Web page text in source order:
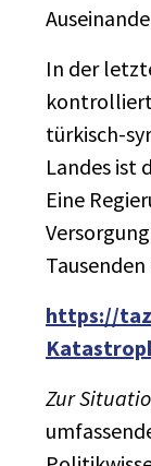
In der
türkisch-
Landes ist
Eine
https://
Zur